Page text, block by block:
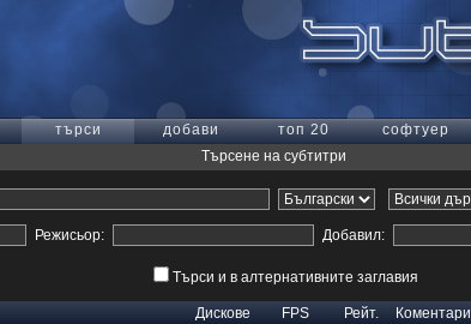
търси добави топ 20 софтуер
Търсене на субтитри
Режисьор: Добавил:
Търси и в алтернативните заглавия
Дискове FPS Рейт. Коментари